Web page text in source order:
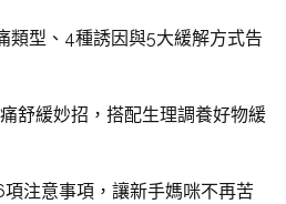
類型、4種誘因與5大緩解方式告
舒緩妙招，搭配生理調養好物緩
項注意事項，讓新手媽咪不再苦